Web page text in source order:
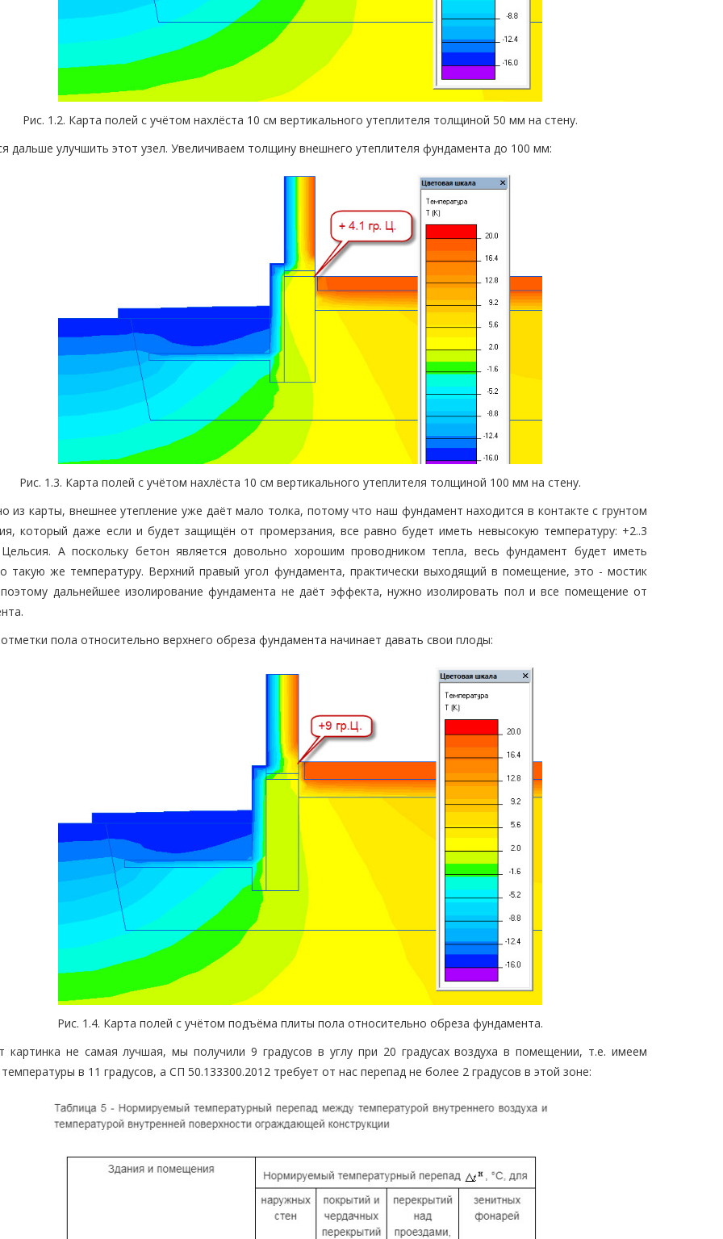
Рис. 1.2. Карта полей с учётом нахлёста 10 см вертикального утеплителя толщиной 50 мм на стену.
дальше улучшить этот узел. Увеличиваем толщину внешнего утеплителя фундамента до 100 мм:
Рис. 1.3. Карта полей с учётом нахлёста 10 см вертикального утеплителя толщиной 100 мм на стену.
из карты, внешнее утепление уже даёт мало толка, потому что наш фундамент находится в контакте с грунтом
который даже если и будет защищён от промерзания, все равно будет иметь невысокую температуру: +2..3
Цельсия. А поскольку бетон является довольно хорошим проводником тепла, весь фундамент будет иметь
такую же температуру. Верхний правый угол фундамента, практически выходящий в помещение, это - мостик
дальнейшее изолирование фундамента не даёт эффекта, нужно изолировать пол и все помещение от
пола относительно верхнего обреза фундамента начинает давать свои плоды:
Рис. 1.4. Карта полей с учётом подъёма плиты пола относительно обреза фундамента.
картинка не самая лучшая, мы получили 9 градусов в углу при 20 градусах воздуха в помещении, т.е. имеем
в 11 градусов, а СП 50.133300.2012 требует от нас перепад не более 2 градусов в этой зоне: